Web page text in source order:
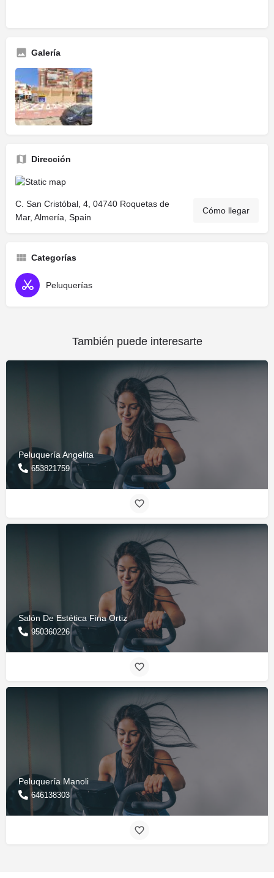
Galería
Dirección
C. San Cristóbal, 4, 04740 Roquetas de
Mar, Almería, Spain
Cómo llegar
Categorías
Peluquerías
También puede interesarte
Peluquería Angelita
653821759
Salón De Estética Fina Ortiz
950360226
Peluquería Manoli
646138303